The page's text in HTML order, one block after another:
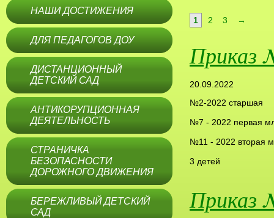
НАШИ ДОСТИЖЕНИЯ
ДЛЯ ПЕДАГОГОВ ДОУ
ДИСТАНЦИОННЫЙ
ДЕТСКИЙ САД
АНТИКОРУПЦИОННАЯ
ДЕЯТЕЛЬНОСТЬ
СТРАНИЧКА
БЕЗОПАСНОСТИ
ДОРОЖНОГО ДВИЖЕНИЯ
БЕРЕЖЛИВЫЙ ДЕТСКИЙ
САД
1 2 3 →
Приказ
20.09.2022
№2-2022 старшая
№7 - 2022 первая
№11 - 2022 вторая
3 детей
Приказ